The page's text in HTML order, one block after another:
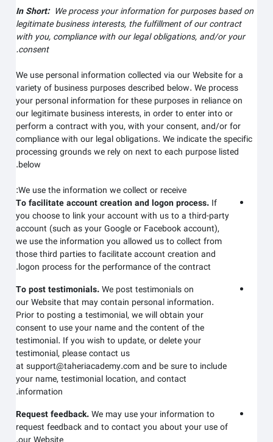
In Short:We process your information for purposes based on
legitimate business interests, the fulfillment of our contract
with you, compliance with our legal obligations, and/or your
consent.
We use personal information collected via ourWebsitefor a
variety of business purposes described below. We process
your personal information for these purposes in reliance on
our legitimate business interests, in order to enter into or
perform a contract with you, with your consent, and/or for
compliance with our legal obligations. We indicate the specific
processing grounds we rely on next to each purpose listed
below.
We use the information we collect or receive:
To facilitate account creation and logon process.
you choose to link your account with us to a third-party
account (such as your Google or Facebook account),
we use the information you allowed us to collect from
those third parties to facilitate account creation and
logon process for the performance of the contract.
To post testimonials.We post testimonials on
ourWebsitethat may contain personal information.
Prior to posting a testimonial, we will obtain your
consent to use your name and the content of the
testimonial. If you wish to update, or delete your
testimonial, please contact us
atsupport@taheriacademy.comand be sure to include
your name, testimonial location, and contact
information.
Request feedback.We may use your information to
request feedback and to contact you about your use of